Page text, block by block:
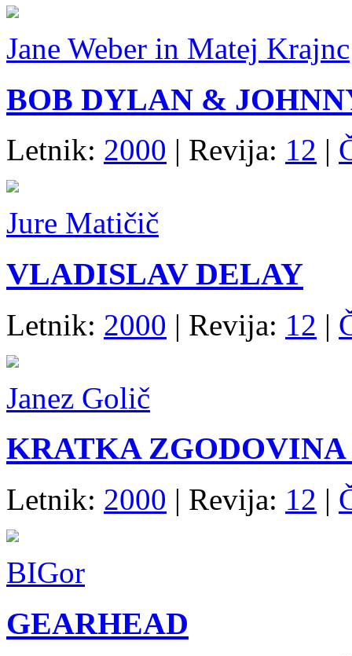
Jane Weber in Matej Krajnc
BOB DYLAN &
Letnik: 2000 | Revija: 12 |
Jure Matičič
VLADISLAV DELAY
Letnik: 2000 | Revija: 12 |
Janez Golič
KRATKA
Letnik: 2000 | Revija: 12 |
BIGor
GEARHEAD